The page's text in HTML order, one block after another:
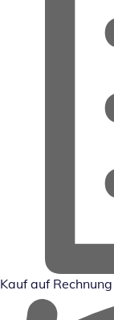
Kauf auf Rechnung